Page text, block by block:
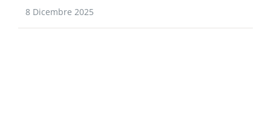
8 Dicembre 2025